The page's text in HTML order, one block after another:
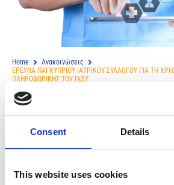
Consent Details
This website uses cookies
Home
Ανακοινώσεις
ΕΡΕΥΝΑ ΠΑΓΚΥΠΡΙΟΥ ΙΑΤΡΙΚΟΥ ΣΥΛΛΟΓΟΥ ΓΙΑ ΤΗ
ΠΛΗΡΟΦΟΡΙΚΗΣ ΤΟΥ ΓεΣΥ
ΕΡΕΥΝΑ ΠΑΓΚΥΠΡΙΟΥ ΙΑΤΡΙΚΟΥ
ΧΡΗΣΗ ΤΟΥ ΣΥΣΤΗΜΑΤΟΣ
30 Σεπτεμβρίου, 2025 Ανακοινώσεις
Share: